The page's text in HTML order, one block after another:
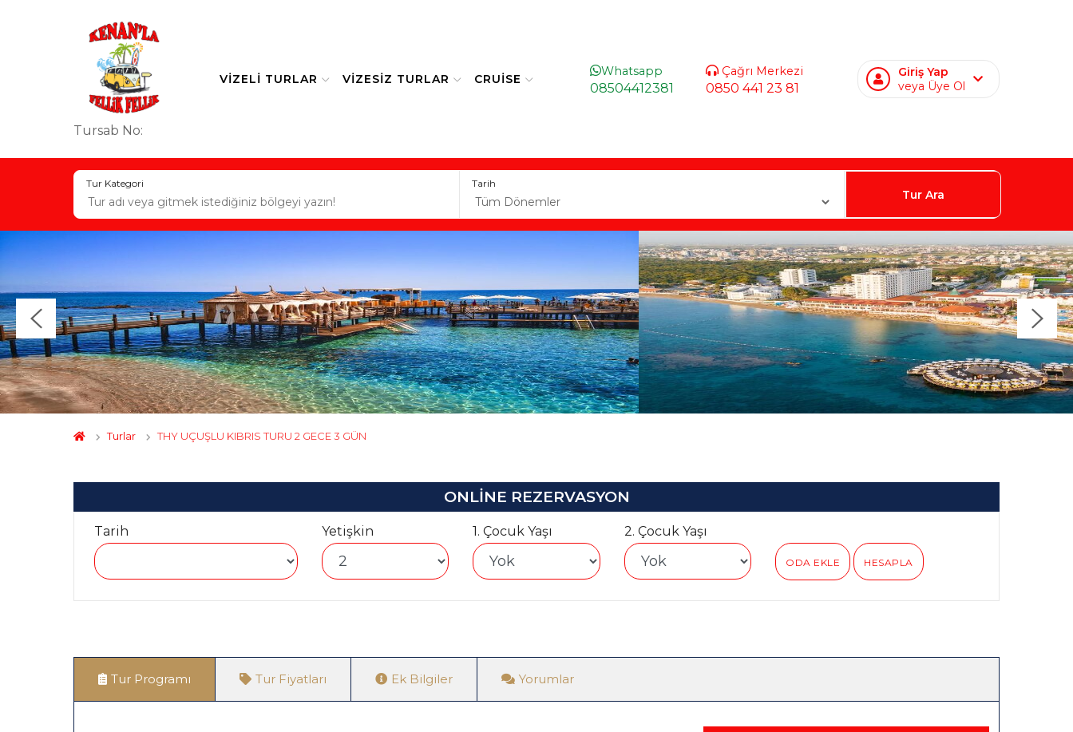
Whatsapp
08504412381
Çağrı Merkezi
0850 441 23 81
Tursab No:
Giriş Yap
veya Üye Ol
VIZELI TURLAR VIZESIZ TURLAR CRUISE
Tur Kategori Tarih
Tur Ara
Turlar THY UÇUŞLU KIBRIS TURU 2 GECE 3 GÜN
ONLİNE REZERVASYON
Tarih Yetişkin 1. Çocuk Yaşı 2. Çocuk Yaşı
ODA EKLE HESAPLA
Tur Programı Tur Fiyatları Ek Bilgiler Yorumlar